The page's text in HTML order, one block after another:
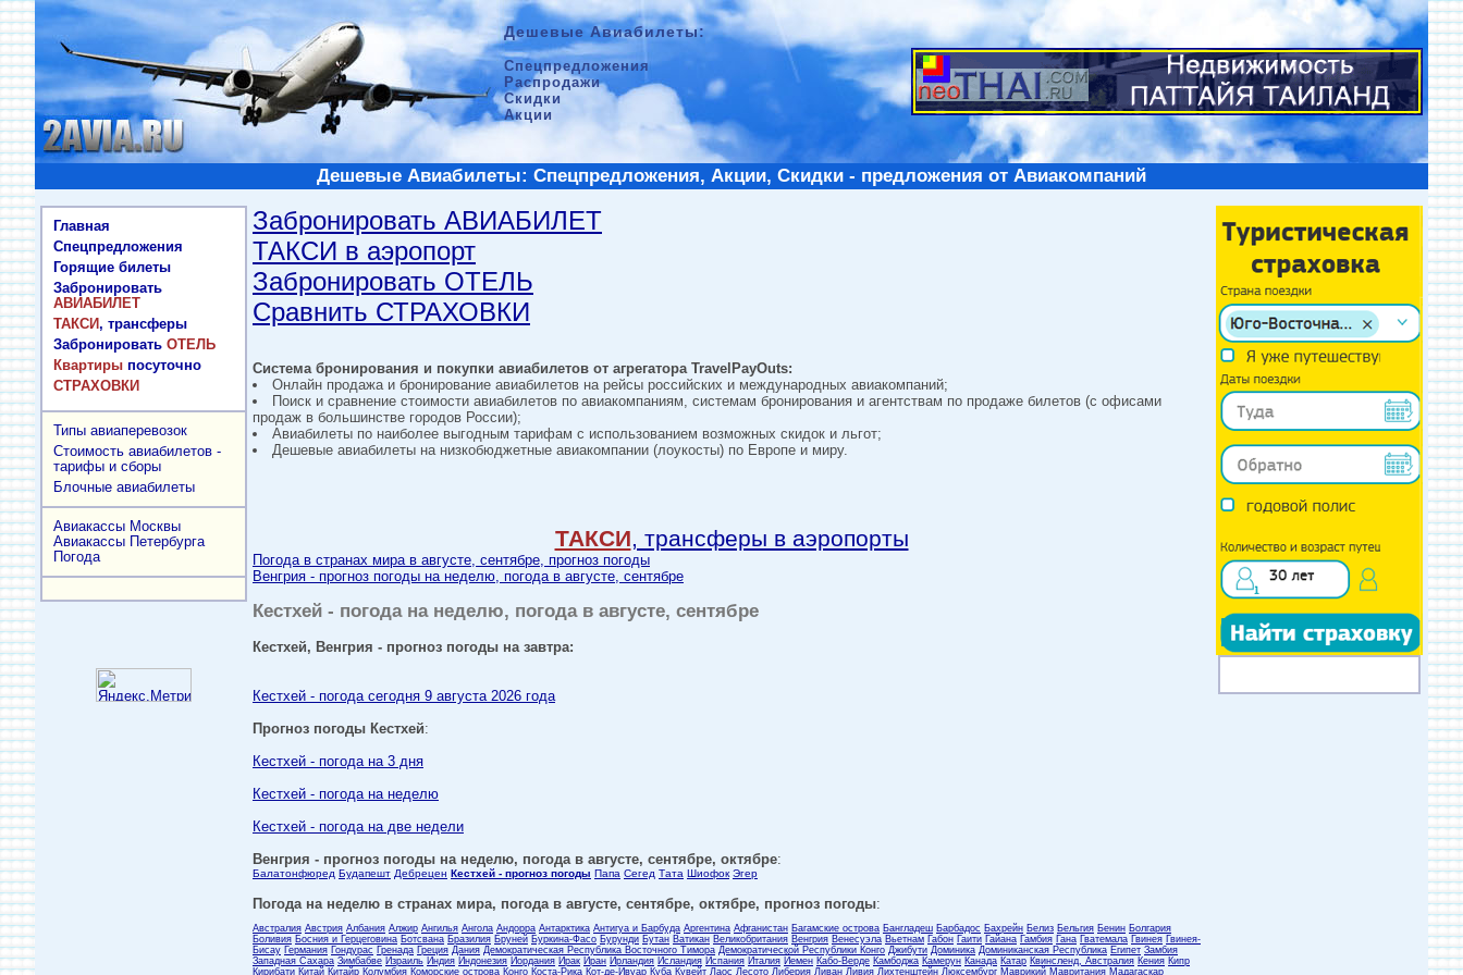
Дешевые Авиабилеты:
Спецпредложения
Распродажи
Скидки
Акции
Дешевые Авиабилеты: Спецпредложения, Акции, Скидки - предложения от Авиакомпаний
Главная
Спецпредложения
Горящие билеты
Забронировать
АВИАБИЛЕТ
ТАКСИ, трансферы
Забронировать ОТЕЛЬ
Квартиры посуточно
СТРАХОВКИ
Типы авиаперевозок
Стоимость авиабилетов -
тарифы и сборы
Блочные авиабилеты
Авиакассы Москвы
Авиакассы Петербурга
Погода
Забронировать АВИАБИЛЕТ
ТАКСИ в аэропорт
Забронировать ОТЕЛЬ
Сравнить СТРАХОВКИ
Система бронирования и покупки авиабилетов от агрегатора TravelPayOuts:
Онлайн продажа и бронирование авиабилетов на рейсы российских и международных авиакомпаний;
Поиск и сравнение стоимости авиабилетов по авиакомпаниям, системам бронирования и агентствам по продаже билетов (с офисами
продаж в большинстве городов России);
Авиабилеты по наиболее выгодным тарифам с использованием возможных скидок и льгот;
Дешевые авиабилеты на низкобюджетные авиакомпании (лоукосты) по Европе и миру.
ТАКСИ, трансферы в аэропорты
Погода в странах мира в августе, сентябре, прогноз погоды
Венгрия - прогноз погоды на неделю, погода в августе, сентябре
Кестхей - погода на неделю, погода в августе, сентябре
Кестхей, Венгрия - прогноз погоды на завтра:
Кестхей - погода сегодня 9 августа 2026 года
Прогноз погоды Кестхей:
Кестхей - погода на 3 дня
Кестхей - погода на неделю
Кестхей - погода на две недели
Венгрия - прогноз погоды на неделю, погода в августе, сентябре, октябре:
Балатонфюред Будапешт Дебрецен Кестхей - прогноз погоды Папа Сегед Тата Шиофок Эгер
Погода на неделю в странах мира, погода в августе, сентябре, октябре, прогноз погоды:
Австралия Австрия Албания Алжир Ангилья Ангола Андорра Антарктика Антигуа и Барбуда Аргентина Афганистан Багамские острова Бангладеш Барбадос Бахрейн Белиз Бельгия Бенин Болгария
Боливия Босния и Герцеговина Ботсвана Бразилия Бруней Буркина-Фасо Бурунди Бутан Ватикан Великобритания Венгрия Венесуэла Вьетнам Габон Гаити Гайана Гамбия Гана Гватемала Гвинея Гвинея-
Бисау Германия Гондурас Гренада Греция Дания Демократическая Республика Восточного Тимора Демократической Республики Конго Джибути Доминика Доминиканская Республика Египет Замбия
Западная Сахара Зимбабве Израиль Индия Индонезия Иордания Ирак Иран Ирландия Исландия Испания Италия Йемен Кабо-Верде Камбоджа Камерун Канада Катар Квинсленд, Австралия Кения Кипр
Кирибати Китай Китайр Колумбия Коморские острова Конго Коста-Рика Кот-де-Ивуар Куба Кувейт Лаос Лесото Либерия Ливан Ливия Лихтенштейн Люксембург Маврикий Мавритания Мадагаскар